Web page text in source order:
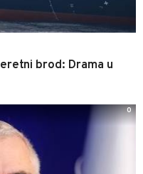
brod: Drama u
0